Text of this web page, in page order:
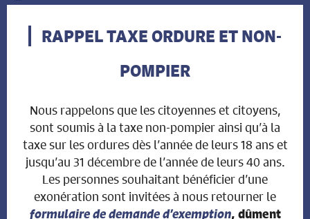
certificat de famille ou un certificat de
partenariat ou, à défaut, d’un document jugé
équivalent
Si vous arrivez avec des enfants et êtes
séparé·e ou divorcé·e, la convention passée
l’autorité parentale
Pour un étranger :
Le formulaire complété
Une copie de votre permis de séjour
Une copie des certificats d’assurance maladie
RAPPEL TAXE ORDURE ET NON-
POMPIER
Nous rappelons que les citoyennes et citoyens,
sont soumis à la taxe non-pompier ainsi qu’à la
taxe sur les ordures dès l’année de leurs 18 ans et
jusqu’au 31 décembre de l’année de leurs 40 ans.
Les personnes souhaitant bénéficier d’une
exonération sont invitées à nous retourner le
formulaire de demande d’exemption, dûment